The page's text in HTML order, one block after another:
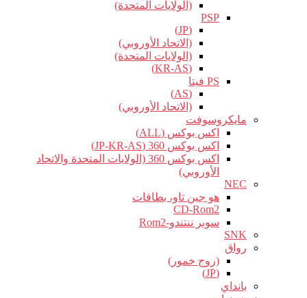
(الولايات المتحدة)
PSP
(JP)
(الاتحاد الأوروبي)
(الولايات المتحدة)
(KR-AS)
PS فيتا
(AS)
(الاتحاد الأوروبي)
مايكروسوفت
اكس بوكس (ALL)
اكس بوكس 360 (JP-KR-AS)
اكس بوكس 360 (الولايات المتحدة والاتحاد
الأوروبي)
NEC
هو جين تاو، بطاقات
CD-Rom2
سوبر ننتندو-Rom2
SNK
رواق
(روج خمور)
(JP)
بانداي